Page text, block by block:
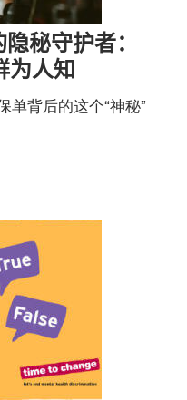
秘守护者：
为人知
单背后的这个“神秘”